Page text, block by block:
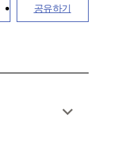
공유하기